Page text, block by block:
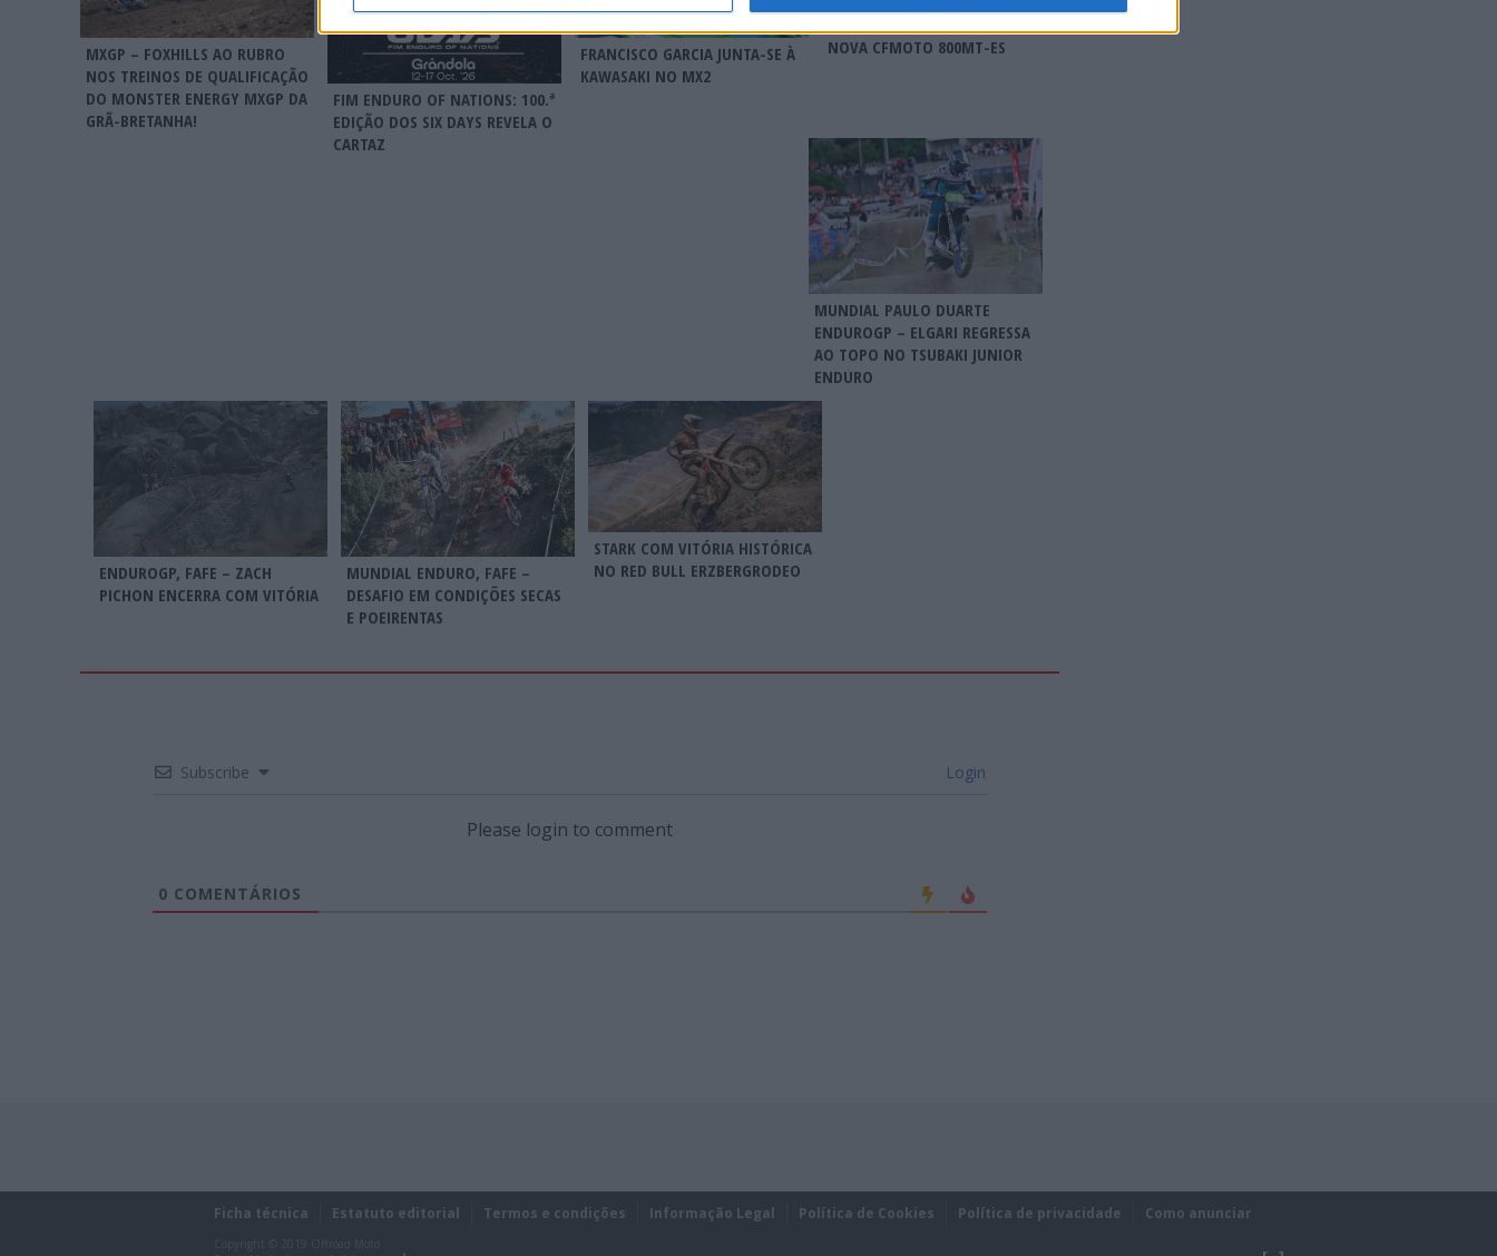
MXGP – FOXHILLS AO RUBRO
NOS TREINOS DE QUALIFICAÇÃO
DO MONSTER ENERGY MXGP DA
GRÃ-BRETANHA!
FIM ENDURO OF NATIONS: 100.ª
EDIÇÃO DOS SIX DAYS REVELA O
CARTAZ
FRANCISCO GARCIA JUNTA-SE À
KAWASAKI NO MX2
NOVA CFMOTO 800MT-ES
MUNDIAL PAULO DUARTE
ENDUROGP – ELGARI REGRESSA
AO TOPO NO TSUBAKI JUNIOR
ENDURO
ENDUROGP, FAFE – ZACH
PICHON ENCERRA COM VITÓRIA
MUNDIAL ENDURO, FAFE –
DESAFIO EM CONDIÇÕES SECAS
E POEIRENTAS
STARK COM VITÓRIA HISTÓRICA
NO RED BULL ERZBERGRODEO
Subscribe Login
Please login to comment
0 COMENTÁRIOS
Ficha técnica Estatuto editorial Termos e condições Informação Legal Política de Cookies Política de privacidade Como anunciar